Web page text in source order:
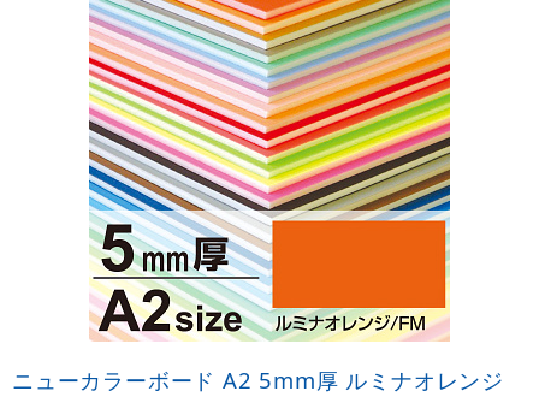
ニューカラーボード A2 5mm厚 ルミナオレンジ